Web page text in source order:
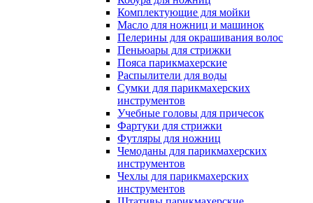
Комплектующие для мойки
Масло для ножниц и машинок
Пелерины для окрашивания волос
Пеньюары для стрижки
Пояса парикмахерские
Распылители для воды
Сумки для парикмахерских
инструментов
Учебные головы для причесок
Фартуки для стрижки
Футляры для ножниц
Чемоданы для парикмахерских
инструментов
Чехлы для парикмахерских
инструментов